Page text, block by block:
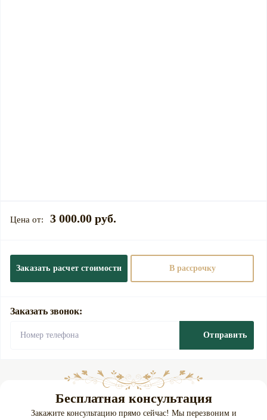
3 000.00 руб.
Заказать расчет стоимости В рассрочку
Заказать звонок:
Отправить
Бесплатная консультация
Закажите консультацию прямо сейчас! Мы перезвоним и